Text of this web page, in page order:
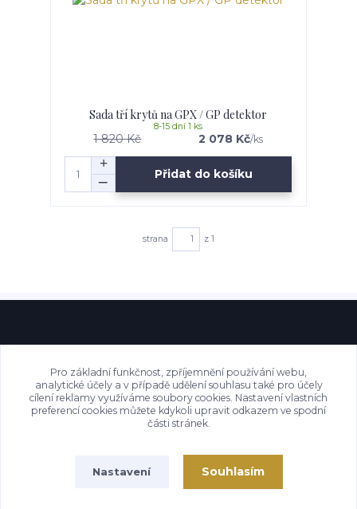
Sada tří krytů na GPX / GP detektor
1 820 Kč 2 078 Kč/ks
8-15 dní 1 ks
Přidat do košíku
strana z 1
Pro základní funkčnost, zpříjemnění používání webu,
analytické účely a v případě udělení souhlasu také pro účely
cílení reklamy využíváme soubory cookies. Nastavení vlastních
preferencí cookies můžete kdykoli upravit odkazem ve spodní
části stránek.
Nastavení Souhlasím